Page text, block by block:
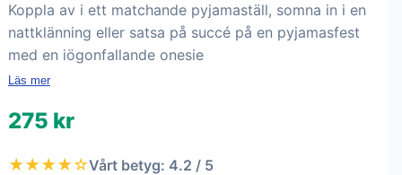
Koppla av i ett matchande pyjamaställ, somna in i en
nattklänning eller satsa på succé på en pyjamasfest
med en iögonfallande onesie
Läs mer
275 kr
★★★★☆Vårt betyg: 4.2 / 5